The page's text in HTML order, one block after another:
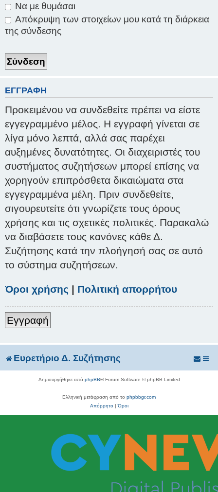
Να με θυμάσαι
Απόκρυψη των στοιχείων μου κατά τη διάρκεια
της σύνδεσης
ΕΓΓΡΑΦΉ
Προκειμένου να συνδεθείτε πρέπει να είστε
εγγεγραμμένο μέλος. Η εγγραφή γίνεται σε
λίγα μόνο λεπτά, αλλά σας παρέχει
αυξημένες δυνατότητες. Οι διαχειριστές του
συστήματος συζητήσεων μπορεί επίσης να
χορηγούν επιπρόσθετα δικαιώματα στα
εγγεγραμμένα μέλη. Πριν συνδεθείτε,
σιγουρευτείτε ότι γνωρίζετε τους όρους
χρήσης και τις σχετικές πολιτικές. Παρακαλώ
να διαβάσετε τους κανόνες κάθε Δ.
Συζήτησης κατά την πλοήγησή σας σε αυτό
το σύστημα συζητήσεων.
Όροι χρήσης | Πολιτική απορρήτου
Εγγραφή
Ευρετήριο Δ. Συζήτησης
Δημιουργήθηκε από phpBB® Forum Software © phpBB Limited
Ελληνική μετάφραση από το phpbbgr.com
Απόρρητο|Όροι